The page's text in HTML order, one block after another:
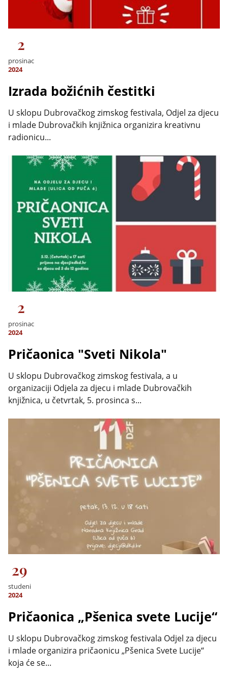
2
prosinac
2024
Izrada božićnih čestitki
U sklopu Dubrovačkog zimskog festivala, Odjel za djecu
i mlade Dubrovačkih knjižnica organizira kreativnu
radionicu...
2
prosinac
2024
Pričaonica "Sveti Nikola"
U sklopu Dubrovačkog zimskog festivala, a u
organizaciji Odjela za djecu i mlade Dubrovačkih
knjižnica, u četvrtak, 5. prosinca s...
29
studeni
2024
Pričaonica „Pšenica svete Lucije“
U sklopu Dubrovačkog zimskog festivala Odjel za djecu
i mlade organizira pričaonicu „Pšenica Svete Lucije“
koja će se...